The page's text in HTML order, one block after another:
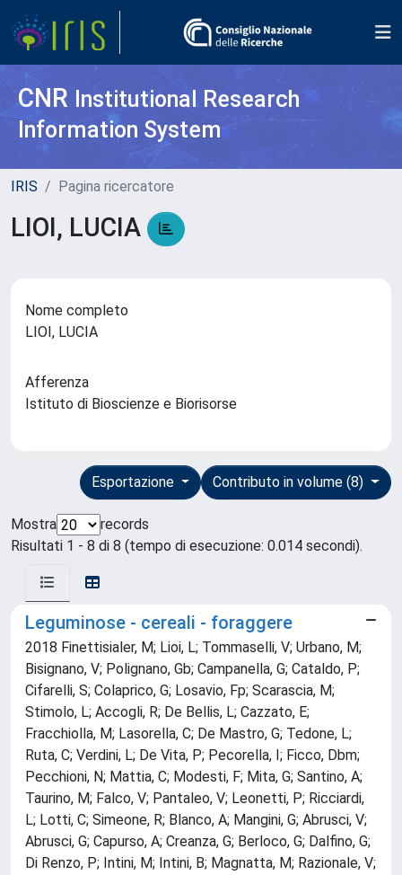
CNR Institutional Research
Information System
IRIS Pagina ricercatore
LIOI, LUCIA
Nome completo
LIOI, LUCIA
Afferenza
Istituto di Bioscienze e Biorisorse
Contributo in volume (8)
Esportazione
Mostra
records
Risultati 1 - 8 di 8 (tempo di esecuzione: 0.014 secondi).
Leguminose - cereali - foraggere
2018 Finettisialer, M; Lioi, L; Tommaselli, V; Urbano, M;
Bisignano, V; Polignano, Gb; Campanella, G; Cataldo, P;
Cifarelli, S; Colaprico, G; Losavio, Fp; Scarascia, M;
Stimolo, L; Accogli, R; De Bellis, L; Cazzato, E;
Fracchiolla, M; Lasorella, C; De Mastro, G; Tedone, L;
Ruta, C; Verdini, L; De Vita, P; Pecorella, I; Ficco, Dbm;
Pecchioni, N; Mattia, C; Modesti, F; Mita, G; Santino, A;
Taurino, M; Falco, V; Pantaleo, V; Leonetti, P; Ricciardi,
L; Lotti, C; Simeone, R; Blanco, A; Mangini, G; Abrusci, V;
Abrusci, G; Capurso, A; Creanza, G; Berloco, G; Dalfino, G;
Di Renzo, P; Intini, M; Intini, B; Magnatta, M; Razionale, V;